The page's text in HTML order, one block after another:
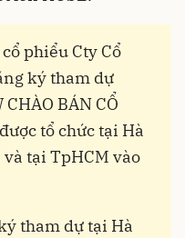
phiểu Cty Cổ
ký tham dự
BÁN CỔ
tổ chức tại Hà
tại TpHCM vào
tham dự tại Hà